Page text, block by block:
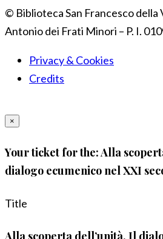
© Biblioteca San Francesco della
Antonio dei Frati Minori – P. I.
Privacy & Cookies
Credits
×
Your ticket for the: Alla
dialogo ecumenico nel XXI
Title
Alla scoperta dell’unità. Il